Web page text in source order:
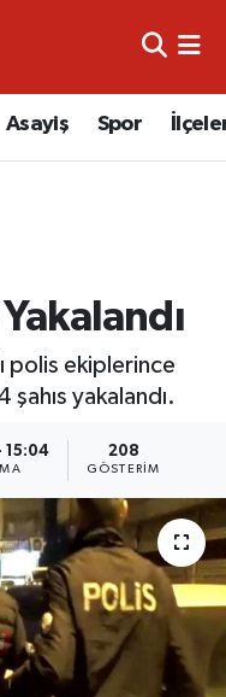
Asayiş Spor
polis ekiplerince
şahıs yakalandı.
15:04 208
GÖSTERIM